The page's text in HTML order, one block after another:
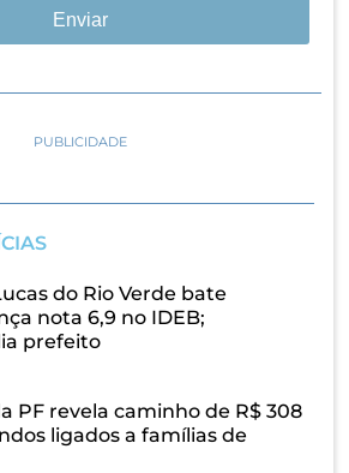
Enviar
PUBLICIDADE
do Rio Verde bate
nota 6,9 no IDEB;
prefeito
PF revela caminho de R$ 308
ligados a famílias de